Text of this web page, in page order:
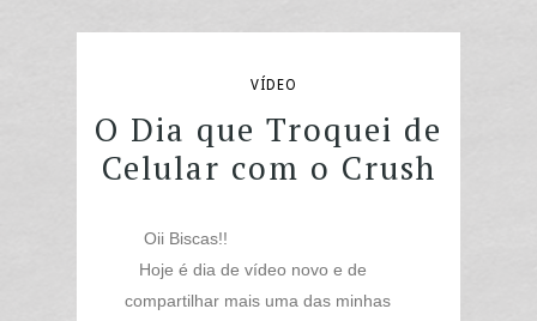
VÍDEO
O Dia que Troquei de
Celular com o Crush
Oii Biscas!!
Hoje é dia de vídeo novo e de
compartilhar mais uma das minhas